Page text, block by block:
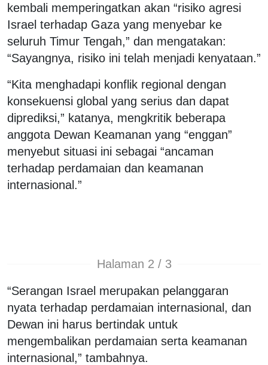
kembali memperingatkan akan “risiko agresi
Israel terhadap Gaza yang menyebar ke
seluruh Timur Tengah,” dan mengatakan:
“Sayangnya, risiko ini telah menjadi kenyataan.”
“Kita menghadapi konflik regional dengan
konsekuensi global yang serius dan dapat
diprediksi,” katanya, mengkritik beberapa
anggota Dewan Keamanan yang “enggan”
menyebut situasi ini sebagai “ancaman
terhadap perdamaian dan keamanan
internasional.”
Halaman 2 / 3
“Serangan Israel merupakan pelanggaran
nyata terhadap perdamaian internasional, dan
Dewan ini harus bertindak untuk
mengembalikan perdamaian serta keamanan
internasional,” tambahnya.